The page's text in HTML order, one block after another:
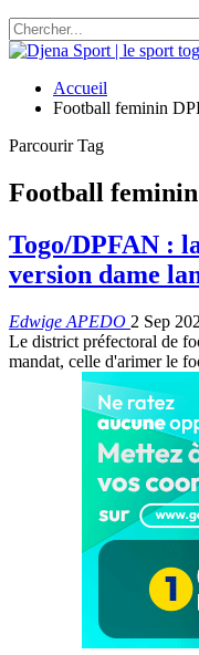
Accueil
Football feminin
Parcourir Tag
Football
Togo/DPFAN :
version dame
Edwige APEDO 2 Sep
Le district préfectoral de
mandat, celle d'arimer le